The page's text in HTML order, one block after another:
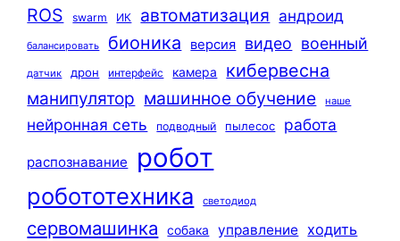
ROS swarm ИК автоматизация андроид
балансировать бионика версия видео военный
датчик дрон интерфейс камера кибервесна
манипулятор машинное обучение наше
нейронная сеть подводный пылесос работа
распознавание робот
робототехника светодиод
сервомашинка собака управление ходить